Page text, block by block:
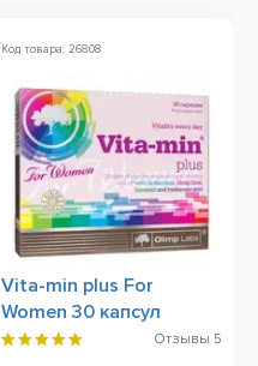
Код товара: 26808
Vita-min plus For
Women 30 капсул
Отзывы 5